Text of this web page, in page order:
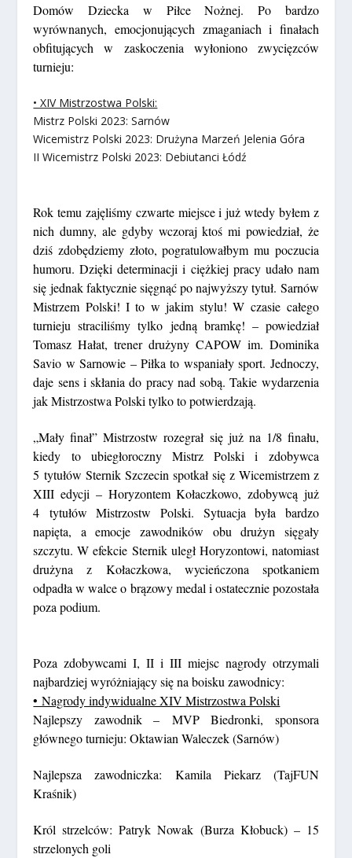
Domów Dziecka w Piłce Nożnej. Po bardzo
wyrównanych, emocjonujących zmaganiach i finałach
obfitujących w zaskoczenia wyłoniono zwycięzców
turnieju:
• XIV Mistrzostwa Polski:
Mistrz Polski 2023: Sarnów
Wicemistrz Polski 2023: Drużyna Marzeń Jelenia Góra
II Wicemistrz Polski 2023: Debiutanci Łódź
Rok temu zajęliśmy czwarte miejsce i już wtedy byłem z
nich dumny, ale gdyby wczoraj ktoś mi powiedział, że
dziś zdobędziemy złoto, pogratulowałbym mu poczucia
humoru. Dzięki determinacji i ciężkiej pracy udało nam
się jednak faktycznie sięgnąć po najwyższy tytuł. Sarnów
Mistrzem Polski! I to w jakim stylu! W czasie całego
turnieju straciliśmy tylko jedną bramkę! – powiedział
Tomasz Hałat, trener drużyny CAPOW im. Dominika
Savio w Sarnowie – Piłka to wspaniały sport. Jednoczy,
daje sens i skłania do pracy nad sobą. Takie wydarzenia
jak Mistrzostwa Polski tylko to potwierdzają.
„Mały finał” Mistrzostw rozegrał się już na 1/8 finału,
kiedy to ubiegłoroczny Mistrz Polski i zdobywca
5 tytułów Sternik Szczecin spotkał się z Wicemistrzem z
XIII edycji – Horyzontem Kołaczkowo, zdobywcą już
4 tytułów Mistrzostw Polski. Sytuacja była bardzo
napięta, a emocje zawodników obu drużyn sięgały
szczytu. W efekcie Sternik uległ Horyzontowi, natomiast
drużyna z Kołaczkowa, wycieńczona spotkaniem
odpadła w walce o brązowy medal i ostatecznie pozostała
poza podium.
Poza zdobywcami I, II i III miejsc nagrody otrzymali
najbardziej wyróżniający się na boisku zawodnicy:
• Nagrody indywidualne XIV Mistrzostwa Polski
Najlepszy zawodnik– MVP Biedronki, sponsora
głównego turnieju: Oktawian Waleczek (Sarnów)
Najlepsza zawodniczka: Kamila Piekarz (TajFUN
Kraśnik)
Król strzelców: Patryk Nowak (Burza Kłobuck) – 15
strzelonych goli